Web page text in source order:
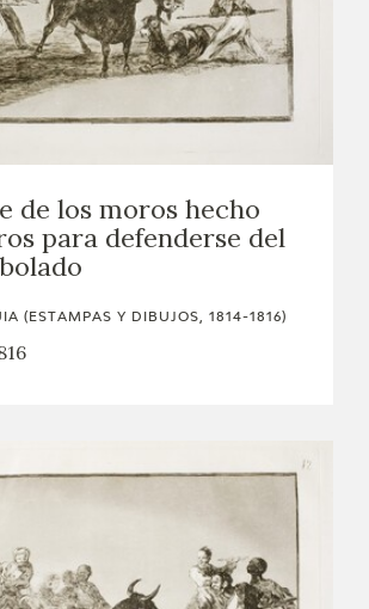
de los moros hecho
para defenderse del
(ESTAMPAS Y DIBUJOS, 1814-1816)